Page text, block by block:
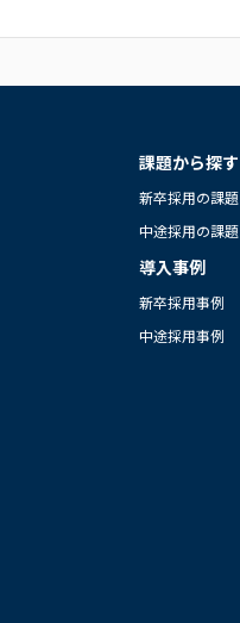
課題から探す
新卒採用の課題
中途採用の課題
導入事例
新卒採用事例
中途採用事例